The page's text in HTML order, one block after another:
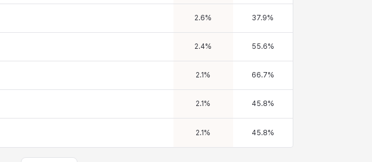
2.6% 37.9%
2.4% 55.6%
2.1 % 66.7%
2.1 % 45.8%
2.1 % 45.8%